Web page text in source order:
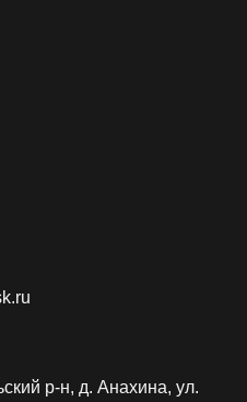
р-н, д. Анахина, ул.